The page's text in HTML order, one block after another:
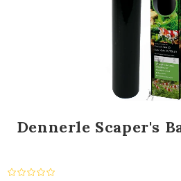
Dennerle Scaper's